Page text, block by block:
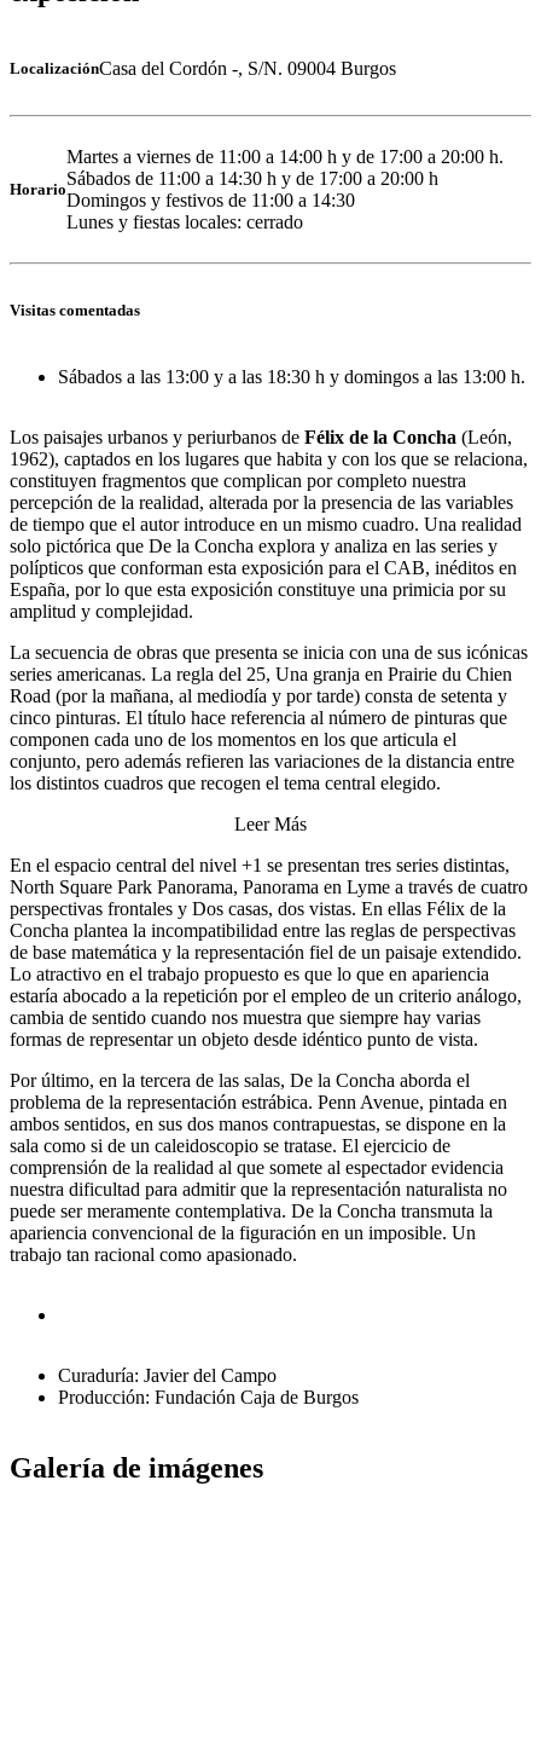
LocalizaciónCasa del Cordón -, S/N. 09004 Burgos
Horario
Martes a viernes de 11:00 a 14:00 h y de 17:00 a 20:00 h.
Sábados de 11:00 a 14:30 h y de 17:00 a 20:00 h
Domingos y festivos de 11:00 a 14:30
Lunes y fiestas locales: cerrado
Visitas comentadas
Sábados a las 13:00 y a las 18:30 h y domingos a las 13:00 h.
Los paisajes urbanos y periurbanos de Félix de la Concha (León,
1962), captados en los lugares que habita y con los que se relaciona,
constituyen fragmentos que complican por completo nuestra
percepción de la realidad, alterada por la presencia de las variables
de tiempo que el autor introduce en un mismo cuadro. Una realidad
solo pictórica que De la Concha explora y analiza en las series y
polípticos que conforman esta exposición para el CAB, inéditos en
España, por lo que esta exposición constituye una primicia por su
amplitud y complejidad.
La secuencia de obras que presenta se inicia con una de sus icónicas
series americanas. La regla del 25, Una granja en Prairie du Chien
Road (por la mañana, al mediodía y por tarde) consta de setenta y
cinco pinturas. El título hace referencia al número de pinturas que
componen cada uno de los momentos en los que articula el
conjunto, pero además refieren las variaciones de la distancia entre
los distintos cuadros que recogen el tema central elegido.
Leer Más
En el espacio central del nivel +1 se presentan tres series distintas,
North Square Park Panorama, Panorama en Lyme a través de cuatro
perspectivas frontales y Dos casas, dos vistas. En ellas Félix de la
Concha plantea la incompatibilidad entre las reglas de perspectivas
de base matemática y la representación fiel de un paisaje extendido.
Lo atractivo en el trabajo propuesto es que lo que en apariencia
estaría abocado a la repetición por el empleo de un criterio análogo,
cambia de sentido cuando nos muestra que siempre hay varias
formas de representar un objeto desde idéntico punto de vista.
Por último, en la tercera de las salas, De la Concha aborda el
problema de la representación estrábica. Penn Avenue, pintada en
ambos sentidos, en sus dos manos contrapuestas, se dispone en la
sala como si de un caleidoscopio se tratase. El ejercicio de
comprensión de la realidad al que somete al espectador evidencia
nuestra dificultad para admitir que la representación naturalista no
puede ser meramente contemplativa. De la Concha transmuta la
apariencia convencional de la figuración en un imposible. Un
trabajo tan racional como apasionado.
Curaduría: Javier del Campo
Producción: Fundación Caja de Burgos
Galería de imágenes